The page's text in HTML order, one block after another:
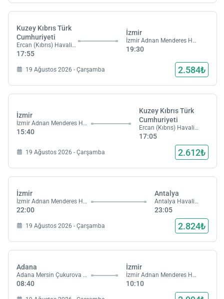
Kuzey Kıbrıs Türk
Cumhuriyeti
Ercan (Kıbrıs) Havalimanı
17:55
İzmir
İzmir Adnan Menderes Havalimanı
19:30
19 Ağustos 2026 - Çarşamba 2.584₺
İzmir
İzmir Adnan Menderes Havalimanı
15:40
Kuzey Kıbrıs Türk
Cumhuriyeti
Ercan (Kıbrıs) Havalimanı
17:05
19 Ağustos 2026 - Çarşamba 2.612₺
İzmir
İzmir Adnan Menderes Havalimanı
22:00
Antalya
Antalya Havalimanı
23:05
19 Ağustos 2026 - Çarşamba 2.824₺
Adana
Adana Mersin Çukurova Havalimanı
08:40
İzmir
İzmir Adnan Menderes Havalimanı
10:10